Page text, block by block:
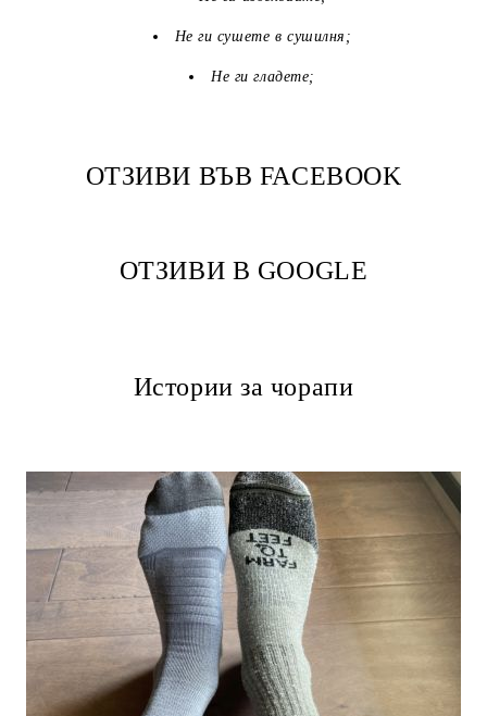
Не ги сушете в сушилня;
Не ги гладете;
ОТЗИВИ ВЪВ FACEBOOK
ОТЗИВИ В GOOGLE
Истории за чорапи